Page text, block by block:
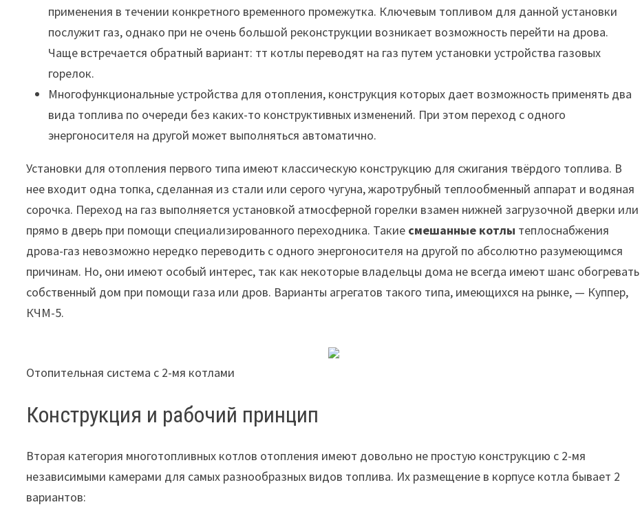
применения в течении конкретного временного промежутка. Ключевым топливом для данной установки
послужит газ, однако при не очень большой реконструкции возникает возможность перейти на дрова.
Чаще встречается обратный вариант: тт котлы переводят на газ путем установки устройства газовых
горелок.
Многофункциональные устройства для отопления, конструкция которых дает возможность применять два
вида топлива по очереди без каких-то конструктивных изменений. При этом переход с одного
энергоносителя на другой может выполняться автоматично.
Установки для отопления первого типа имеют классическую конструкцию для сжигания твёрдого топлива. В
нее входит одна топка, сделанная из стали или серого чугуна, жаротрубный теплообменный аппарат и водяная
сорочка. Переход на газ выполняется установкой атмосферной горелки взамен нижней загрузочной дверки или
прямо в дверь при помощи специализированного переходника. Такие смешанные котлы теплоснабжения
дрова-газ невозможно нередко переводить с одного энергоносителя на другой по абсолютно разумеющимся
причинам. Но, они имеют особый интерес, так как некоторые владельцы дома не всегда имеют шанс обогревать
собственный дом при помощи газа или дров. Варианты агрегатов такого типа, имеющихся на рынке, — Куппер,
КЧМ-5.
Отопительная система с 2-мя котлами
Конструкция и рабочий принцип
Вторая категория многотопливных котлов отопления имеют довольно не простую конструкцию с 2-мя
независимыми камерами для самых разнообразных видов топлива. Их размещение в корпусе котла бывает 2
вариантов: